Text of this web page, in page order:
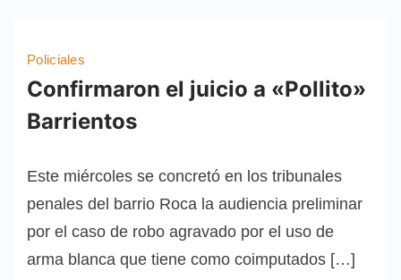
Policiales
Confirmaron el juicio a «Pollito»
Barrientos
Este miércoles se concretó en los tribunales
penales del barrio Roca la audiencia preliminar
por el caso de robo agravado por el uso de
arma blanca que tiene como coimputados […]